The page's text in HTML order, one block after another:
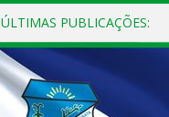
ÚLTIMAS PUBLICAÇÕES: